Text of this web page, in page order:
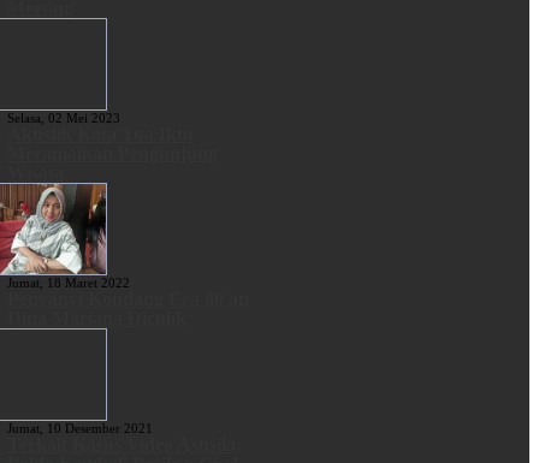
Selasa, 02 Mei 2023
Jumat, 18 Maret 2022
Jumat, 10 Desember 2021